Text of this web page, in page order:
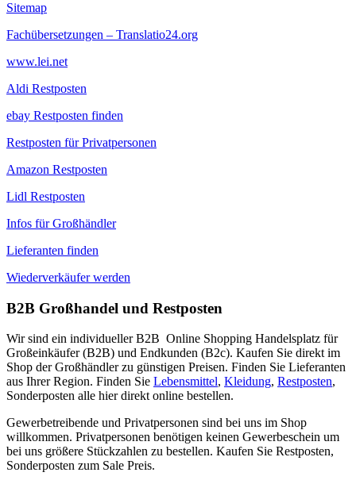
Sitemap
Fachübersetzungen – Translatio24.org
www.lei.net
Aldi Restposten
ebay Restposten finden
Restposten für Privatpersonen
Amazon Restposten
Lidl Restposten
Infos für Großhändler
Lieferanten finden
Wiederverkäufer werden
B2B Großhandel und Restposten
Wir sind ein individueller B2B Online Shopping Handelsplatz für
Großeinkäufer (B2B) und Endkunden (B2c). Kaufen Sie direkt im
Shop der Großhändler zu günstigen Preisen. Finden Sie Lieferanten
aus Ihrer Region. Finden Sie Lebensmittel, Kleidung, Restposten,
Sonderposten alle hier direkt online bestellen.
Gewerbetreibende und Privatpersonen sind bei uns im Shop
willkommen. Privatpersonen benötigen keinen Gewerbeschein um
bei uns größere Stückzahlen zu bestellen. Kaufen Sie Restposten,
Sonderposten zum Sale Preis.